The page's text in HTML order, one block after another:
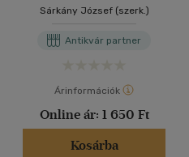
Sárkány József (szerk.)
Antikvár partner
Árinformációk
Online ár: 1 650 Ft
Kosárba